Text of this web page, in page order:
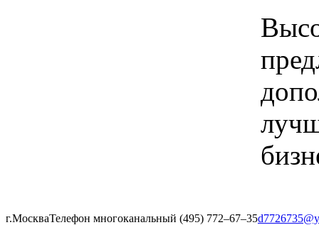
г.МоскваТелефон многоканальный (495) 772‒67‒35